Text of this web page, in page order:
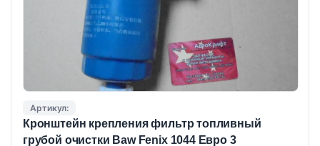
Артикул:
Кронштейн крепления фильтр топливный
грубой очистки Baw Fenix 1044 Евро 3